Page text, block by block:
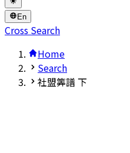
En
Cross Search
Home
Search
社盟筭譜 下